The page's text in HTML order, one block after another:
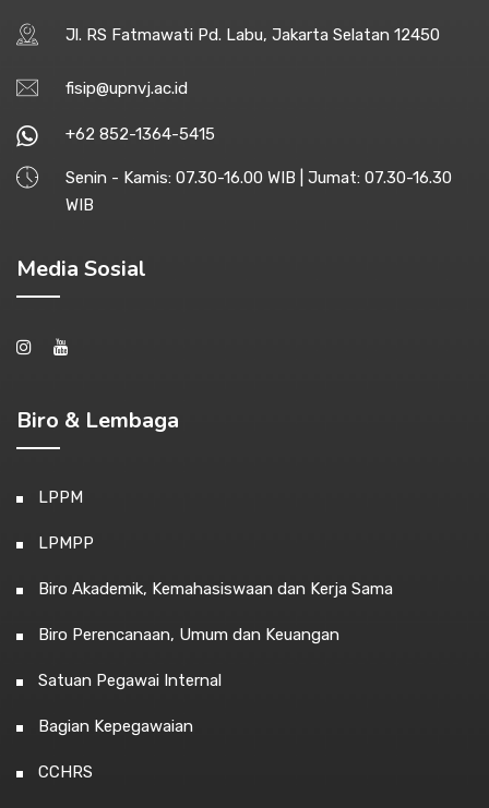
Jl. RS Fatmawati Pd. Labu, Jakarta Selatan 12450
fisip@upnvj.ac.id
+62 852-1364-5415
Senin - Kamis: 07.30-16.00 WIB | Jumat: 07.30-16.30
WIB
Media Sosial
Biro & Lembaga
LPPM
LPMPP
Biro Akademik, Kemahasiswaan dan Kerja Sama
Biro Perencanaan, Umum dan Keuangan
Satuan Pegawai Internal
Bagian Kepegawaian
CCHRS